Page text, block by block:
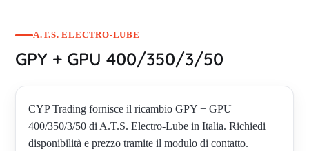
A.T.S. ELECTRO-LUBE
GPY + GPU 400/350/3/50
CYP Trading fornisce il ricambio GPY + GPU
400/350/3/50 di A.T.S. Electro-Lube in Italia. Richiedi
disponibilità e prezzo tramite il modulo di contatto.